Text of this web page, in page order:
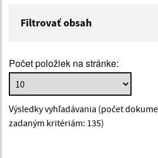
Filtrovať obsah
Popis:
Dátum zverejnenia od:
Počet položiek na stránke:
Výsledky vyhľadávania (počet
zadaným kritériám: 135)